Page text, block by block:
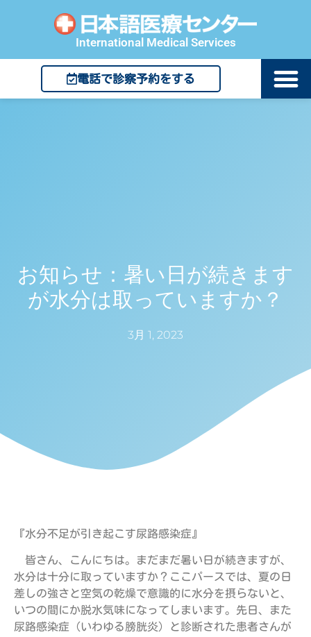
International Medical Services
電話で診察予約をする
お知らせ：暑い日が続きます
が水分は取っていますか？
3月 1, 2023
『水分不足が引き起こす尿路感染症』
皆さん、こんにちは。まだまだ暑い日が続きますが、
水分は十分に取っていますか？ここパースでは、夏の日
差しの強さと空気の乾燥で意識的に水分を摂らないと、
いつの間にか脱水気味になってしまいます。先日、また
尿路感染症（いわゆる膀胱炎）と診断された患者さんが